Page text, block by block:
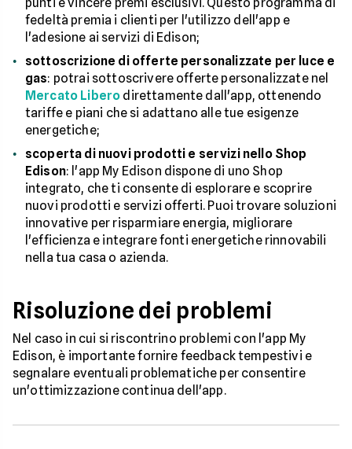
fedeltà premia i clienti per l'utilizzo dell'app e
l'adesione ai servizi di Edison;
sottoscrizione di offerte personalizzate per luce e
gas: potrai sottoscrivere offerte personalizzate nel
Mercato Libero direttamente dall'app, ottenendo
tariffe e piani che si adattano alle tue esigenze
energetiche;
scoperta di nuovi prodotti e servizi nello Shop
Edison: l'app My Edison dispone di uno Shop
integrato, che ti consente di esplorare e scoprire
nuovi prodotti e servizi offerti. Puoi trovare soluzioni
innovative per risparmiare energia, migliorare
l'efficienza e integrare fonti energetiche rinnovabili
nella tua casa o azienda.
Risoluzione dei problemi
Nel caso in cui si riscontrino problemi con l'app My
Edison, è importante fornire feedback tempestivi e
segnalare eventuali problematiche per consentire
un'ottimizzazione continua dell'app.